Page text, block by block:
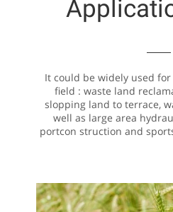
It could be widely used
field : waste land
slopping land to terrace,
well as large area
portcon struction and